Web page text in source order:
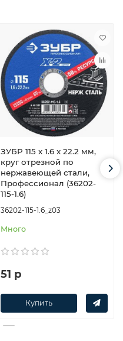
ЗУБР 115 x 1.6 x 22.2 мм,
круг отрезной по
нержавеющей стали,
Профессионал (36202-
115-1.6)
36202-115-1.6_z03
Много
51 р
Купить